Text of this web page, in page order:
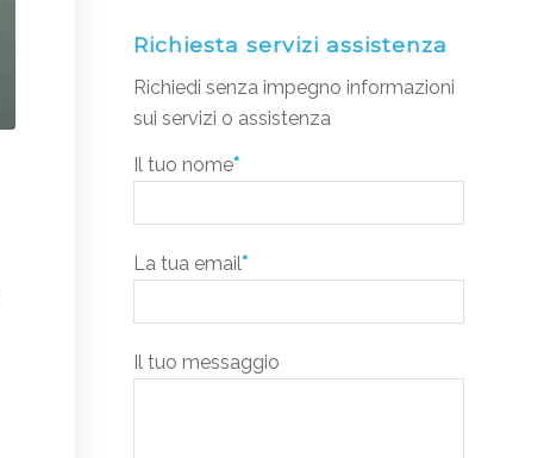
Richiesta servizi assistenza
Richiedi senza impegno informazioni
sui servizi o assistenza
Il tuo nome*
La tua email*
Il tuo messaggio